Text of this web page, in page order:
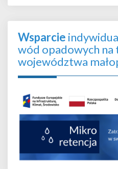
Wsparcie
wód opadowych na
województwa